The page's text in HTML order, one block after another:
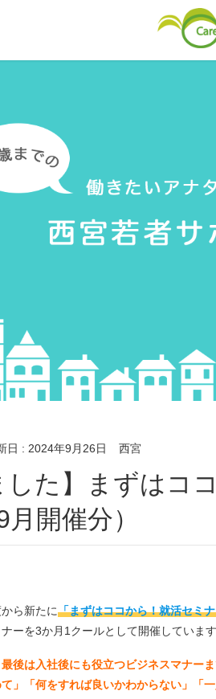
日 : 2024年9月26日 西宮
開催分）
ら新たに「まずはココから！就活セミ
ーを3か月1クールとして開催しています
後は入社後にも役立つビジネスマナー
」「何をすれば良いかわからない」「